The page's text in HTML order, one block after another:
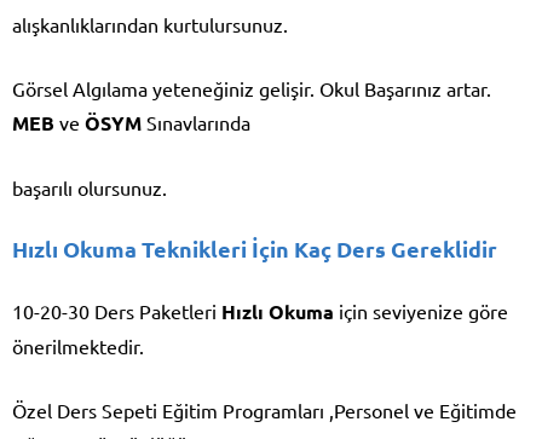
alışkanlıklarından kurtulursunuz.
Görsel Algılama yeteneğiniz gelişir. Okul Başarınız artar.
MEB ve ÖSYM Sınavlarında
başarılı olursunuz.
Hızlı Okuma Teknikleri İçin Kaç Ders Gereklidir
10-20-30 Ders Paketleri Hızlı Okuma için seviyenize göre
önerilmektedir.
Özel Ders Sepeti Eğitim Programları ,Personel ve Eğitimde